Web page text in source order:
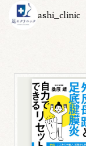
ashi_clinic